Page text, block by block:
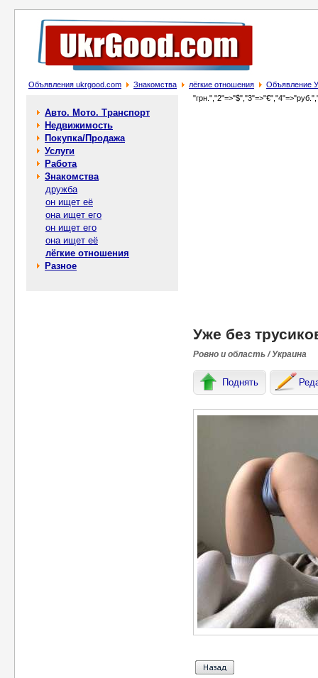
Объявления ukrgood.com Знакомства лёгкие отношения Объявление
Авто. Мото. Транспорт
Недвижимость
Покупка/Продажа
Услуги
Работа
Знакомства
дружба
он ищет её
она ищет его
он ищет его
она ищет её
лёгкие отношения
Разное
Уже без
Ровно и область / Украина
Поднять